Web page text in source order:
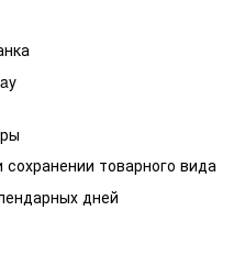
товарного вида
дней